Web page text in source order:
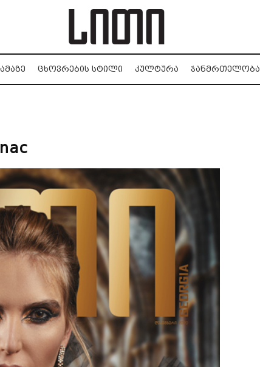
ᲪᲮᲝᲕᲠᲔᲑᲘᲡ ᲡᲢᲘᲚᲘ ᲙᲣᲚᲢᲣᲠᲐ ᲯᲐᲜᲛᲠᲗᲔᲚᲝᲑᲐ